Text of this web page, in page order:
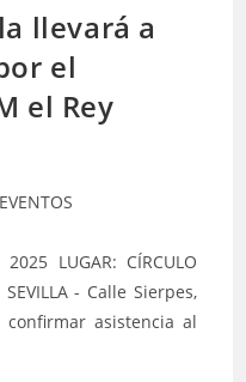
llevará a
el
el Rey
EVENTOS
LUGAR: CÍRCULO
SEVILLA - Calle Sierpes,
asistencia al